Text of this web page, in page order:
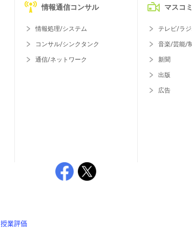
情報通信コンサル
情報処理/システム
コンサル/シンクタンク
通信/ネットワーク
マスコミ
テレビ/ラ
音楽/芸能/
新聞
出版
広告
授業評価